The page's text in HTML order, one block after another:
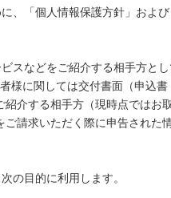
、「個人情報保護方針」および
スなどをご紹介する相手方と
様に関しては交付書面（申込書
介する相手方（現時点ではお
請求いただく際に申告された
の目的に利用します。